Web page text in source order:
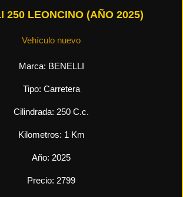
250 LEONCINO (AÑO 2025)
Vehículo nuevo
Marca: BENELLI
Tipo: Carretera
Cilindrada: 250 C.c.
Kilometros: 1 Km
Año: 2025
Precio: 2799